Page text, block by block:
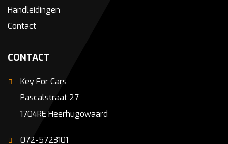
Handleidingen
Contact
CONTACT
Key For Cars
Pascalstraat 27
1704RE Heerhugowaard
072-5723101